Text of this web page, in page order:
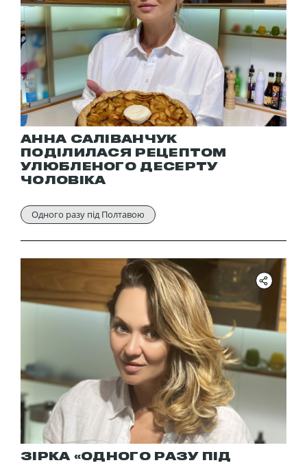
АННА САЛІВАНЧУК
ПОДІЛИЛАСЯ РЕЦЕПТОМ
УЛЮБЛЕНОГО ДЕСЕРТУ
ЧОЛОВІКА
Одного разу під Полтавою
ЗІРКА «ОДНОГО РАЗУ ПІД